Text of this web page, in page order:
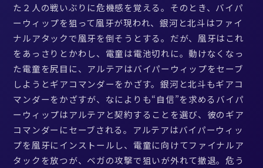
た２人の戦いぶりに危機感を覚える。そのとき、バイパ
ーウィップを狙って凰牙が現われ、銀河と北斗はファイ
ナルアタックで凰牙を倒そうとする。だが、凰牙はこれ
をあっさりとかわし、電童は電池切れに。動けなくなっ
た電童を尻目に、アルテアはバイパーウィップをセーブ
しようとギアコマンダーをかざす。銀河と北斗もギアコ
マンダーをかざすが、なによりも“自信”を求めるバイパ
ーウィップはアルテアと契約することを選び、彼のギア
コマンダーにセーブされる。アルテアはバイパーウィッ
プを凰牙にインストールし、電童に向けてファイナルア
タックを放つが、ベガの攻撃で狙いが外れて撤退。危う